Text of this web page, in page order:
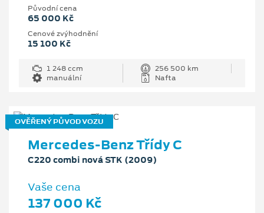
Původní cena
65 000 Kč
Cenové zvýhodnění
15 100 Kč
1 248 ccm
256 500 km
manuální
Nafta
OVĚŘENÝ PŮVOD VOZU
Mercedes-Benz Třídy C
C220 combi nová STK (2009)
Vaše cena
137 000 Kč